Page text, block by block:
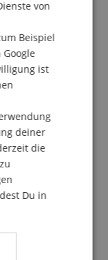
0
0
wie folgt
Produkt
von
Beispiel
ist
deiner
die
Du in